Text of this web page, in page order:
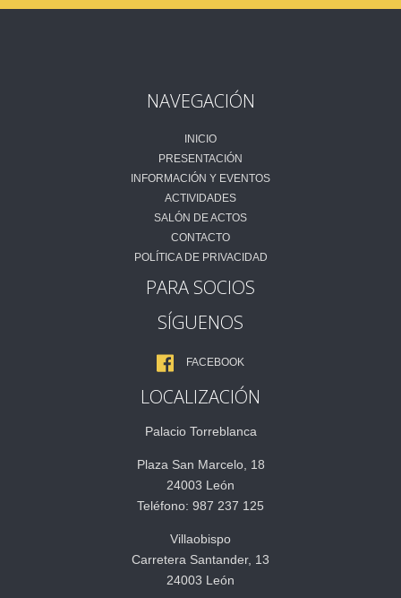
NAVEGACIÓN
INICIO
PRESENTACIÓN
INFORMACIÓN Y EVENTOS
ACTIVIDADES
SALÓN DE ACTOS
CONTACTO
POLÍTICA DE PRIVACIDAD
PARA SOCIOS
SÍGUENOS
FACEBOOK
LOCALIZACIÓN
Palacio Torreblanca
Plaza San Marcelo, 18
24003 León
Teléfono: 987 237 125
Villaobispo
Carretera Santander, 13
24003 León